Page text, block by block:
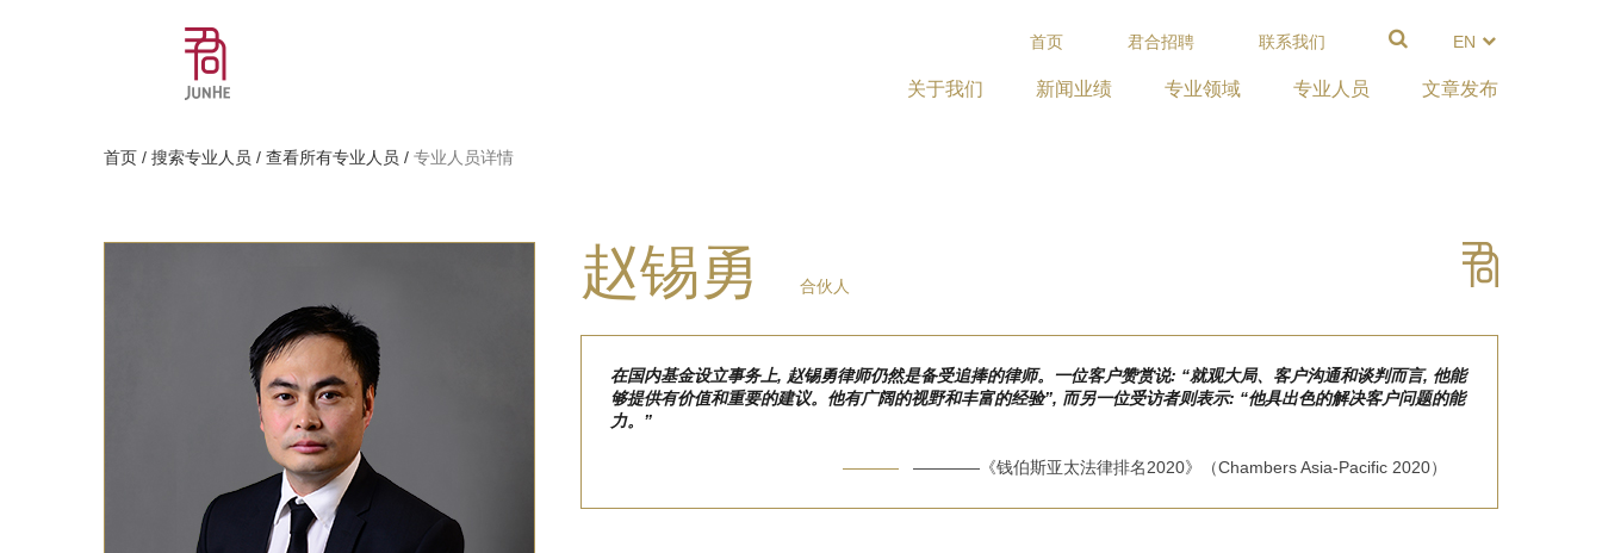
EN
首页 君合招聘 联系我们
关于我们 新闻业绩 专业领域 专业人员 文章发布
首页 / 搜索专业人员 / 查看所有专业人员 / 专业人员详情
赵锡勇 合伙人
在国内基金设立事务上, 赵锡勇律师仍然是备受追捧的律师。一位客户赞赏说: “就观大局、客户沟通和谈判而言, 他能
够提供有价值和重要的建议。他有广阔的视野和丰富的经验”, 而另一位受访者则表示: “他具出色的解决客户问题的能
力。”
————《钱伯斯亚太法律排名2020》（Chambers Asia-Pacific 2020）